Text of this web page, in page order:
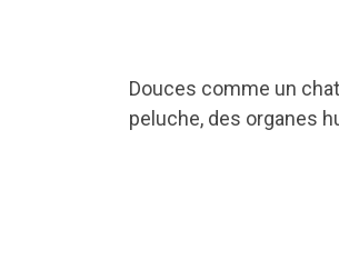
Douces comme un
peluche, des organes